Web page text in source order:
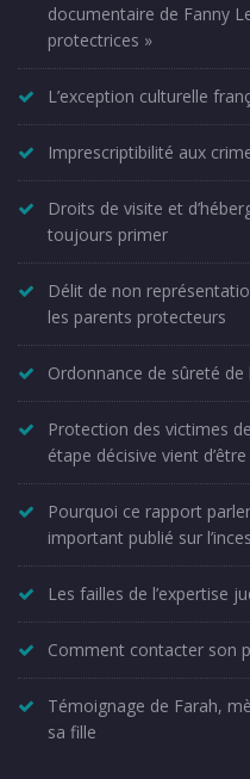
documentaire de Fanny
protectrices »
L’exception culturelle
Imprescriptibilité aux
Droits de visite et
toujours primer
Délit de non
les parents protecteurs
Ordonnance de sûreté de
Protection des victimes
étape décisive vient
Pourquoi ce rapport
important publié sur
Les failles de l’expertise
Comment contacter son
Témoignage de Farah,
sa fille